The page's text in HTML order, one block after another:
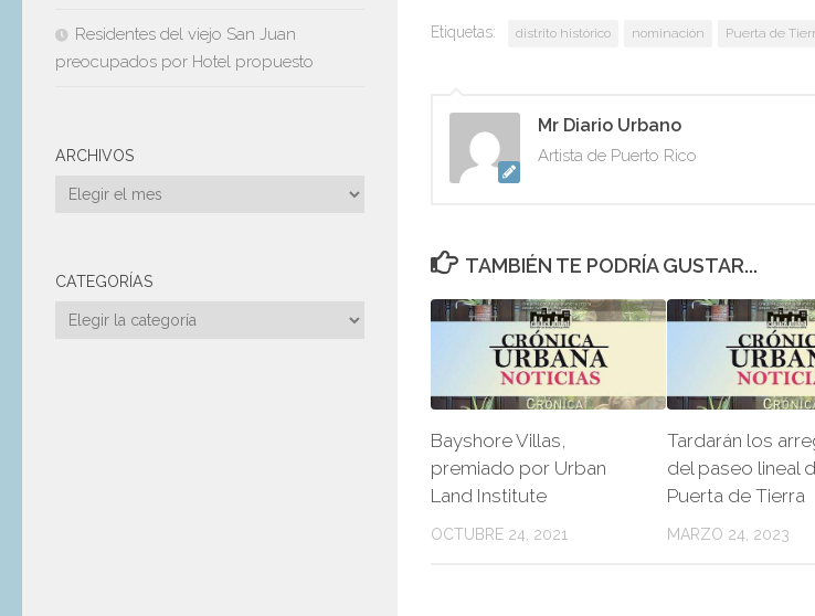
Etiquetas: distrito histórico nominación Puerta de
Mr Diario Urbano
Artista de Puerto Rico
TAMBIÉN TE PODRÍA GUSTAR...
Bayshore Villas,
premiado por Urban
Land Institute
OCTUBRE 24, 2021
Tardarán los
del paseo lineal
Puerta de Tierra
MARZO 24, 2023
Residentes del viejo San Juan
preocupados por Hotel propuesto
ARCHIVOS
Archivos
CATEGORÍAS
Categorías